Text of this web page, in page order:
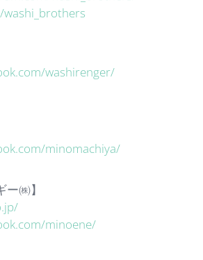
washirenger/
minomachiya/
ー㈱】
minoene/